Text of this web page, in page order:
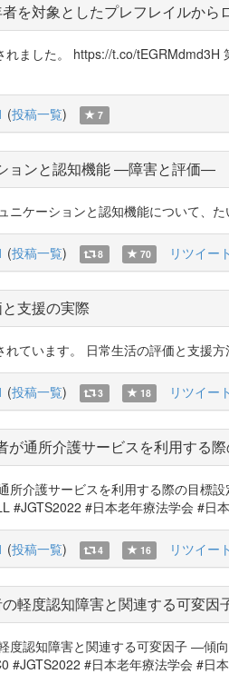
を対象としたプレフレイルか
ました。 https://t.co/
(投稿一覧) 7
ョンと認知機能 ―障害と評価―
ニケーションと認知機能について、
(投稿一覧) 8 70 リツイー
支援の実際
れています。 日常生活の評価と支援
(投稿一覧) 3 18 リツイー
が通所介護サービスを利用する
所介護サービスを利用する際の目
#JGTS2022 #日本老年療法学会 #日
(投稿一覧) 4 16 リツイー
軽度認知障害と関連する可変
度認知障害と関連する可変因子 ―
#JGTS2022 #日本老年療法学会 #日